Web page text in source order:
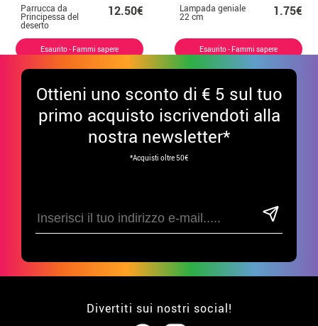
Parrucca da
Principessa del
deserto
12.50€
Esaurito - Fammi sapere
Lampada geniale
22 cm 1.75€
Esaurito - Fammi sapere
Ottieni uno sconto di € 5 sul tuo
primo acquisto iscrivendoti alla
nostra newsletter*
*Acquisti oltre 50€
Divertiti sui nostri social!